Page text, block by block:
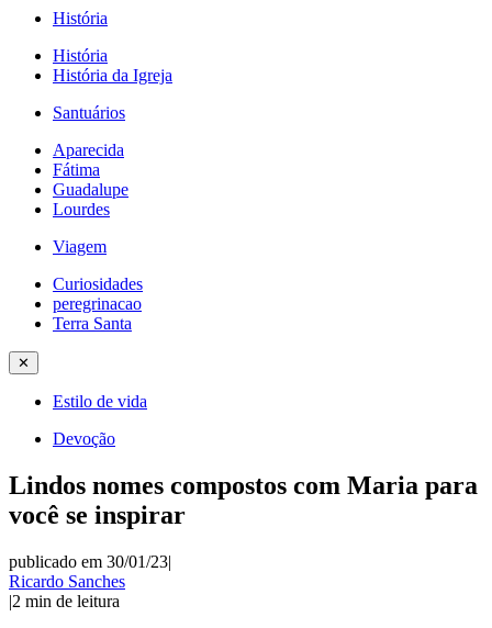
História
História
História da Igreja
Santuários
Aparecida
Fátima
Guadalupe
Lourdes
Viagem
Curiosidades
peregrinacao
Terra Santa
✕
Estilo de vida
Devoção
Lindos nomes compostos com Maria para
você se inspirar
publicado em 30/01/23|
Ricardo Sanches
|2 min de leitura